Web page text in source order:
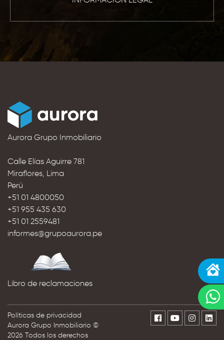
Aurora Grupo Inmobiliario
Calle Elías Aguirre 781
Miraflores, Lima
Perú
+51 01 4800050
+51 955 435 630
+51 01 2559481
informes@grupoaurora.pe
Libro de reclamaciones
Políticas de privacidad
Aurora Grupo Inmobiliario ©
2026 Todos los derechos